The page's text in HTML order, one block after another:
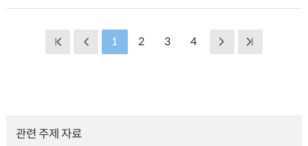
1 2 3 4
관련 주제 자료